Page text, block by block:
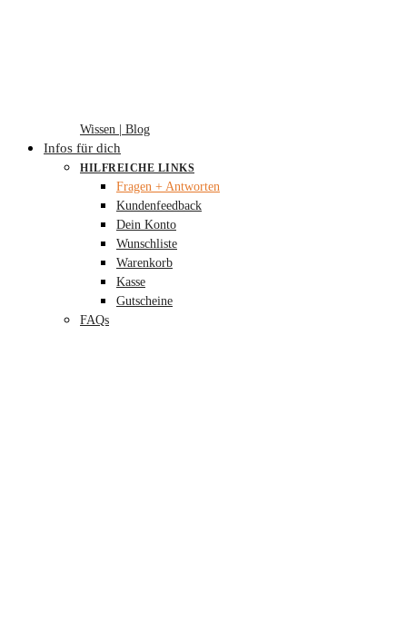
Wissen | Blog
Infos für dich
HILFREICHE LINKS
Fragen + Antworten
Kundenfeedback
Dein Konto
Wunschliste
Warenkorb
Kasse
Gutscheine
FAQs